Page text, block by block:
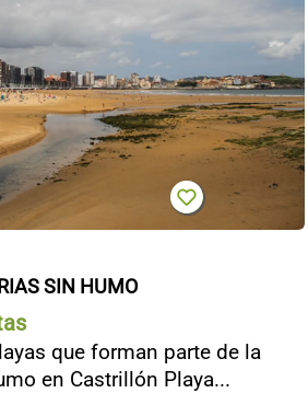
SIN HUMO
que forman parte de la
en Castrillón Playa...